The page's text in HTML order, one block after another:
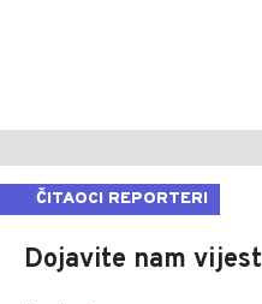
ČITAOCI REPORTERI
Dojavite nam vijest